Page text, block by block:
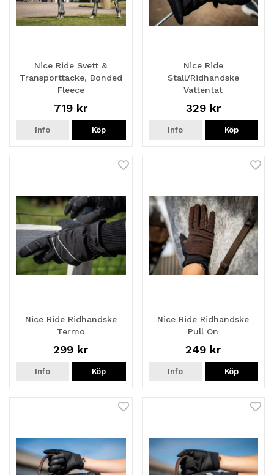
Nice Ride Svett &
Transporttäcke, Bonded
Fleece
719 kr
Info Köp
Nice Ride
Stall/Ridhandske
Vattentät
329 kr
Info Köp
Nice Ride Ridhandske
Termo
299 kr
Info Köp
Nice Ride Ridhandske
Pull On
249 kr
Info Köp